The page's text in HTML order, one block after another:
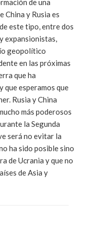
de una
China y Rusia es
este tipo, entre dos
expansionistas,
geopolítico
en las próximas
que ha
que esperamos que
Rusia y China
más poderosos
la Segunda
será no evitar la
ha sido posible sino
de Ucrania y que no
de Asia y